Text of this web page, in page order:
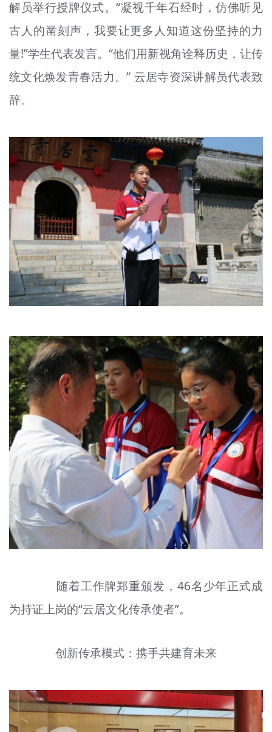
解员举行授牌仪式。“凝视千年石经时，仿佛听见
古人的凿刻声，我要让更多人知道这份坚持的力
量!”学生代表发言。“他们用新视角诠释历史，让传
统文化焕发青春活力。” 云居寺资深讲解员代表致
辞。
随着工作牌郑重颁发，46名少年正式成
为持证上岗的“云居文化传承使者”。
创新传承模式：携手共建育未来